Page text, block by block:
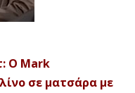
Ο Mark
σε ματσάρα με